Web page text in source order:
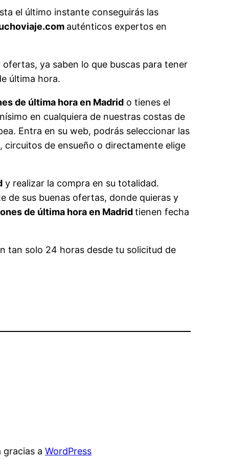
el último instante conseguirás las
auténticos expertos en
ya saben lo que buscas para tener
última hora.
de última hora en Madrid o tienes el
en cualquiera de nuestras costas de
Entra en su web, podrás seleccionar las
de ensueño o directamente elige
y realizar la compra en su totalidad.
de sus buenas ofertas, donde quieras y
de última hora en Madridtienen fecha
tan solo 24 horas desde tu solicitud de
gracias aWordPress